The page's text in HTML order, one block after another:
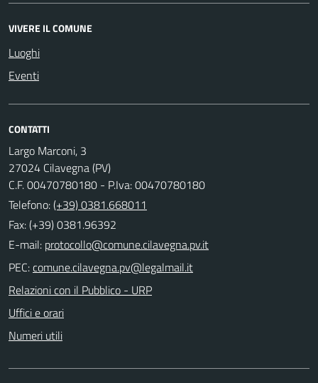
VIVERE IL COMUNE
Luoghi
Eventi
CONTATTI
Largo Marconi, 3
27024 Cilavegna (PV)
C.F. 00470780180 - P.Iva: 00470780180
Telefono:(+39) 0381.668011
Fax: (+39) 0381.96392
E-mail:
PEC:
Relazioni con il Pubblico - URP
Uffici e orari
Numeri utili